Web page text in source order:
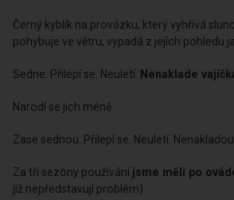
Černý kyblík na provázku, který vyhřívá
pohybuje ve větru, vypadá z jejích pohledu
Sedne. Přilepí se. Neuletí. Nenaklade
Narodí se jich méně.
Zase sednou. Přilepí se. Neuletí.
Za tři sezóny používání jsme měli po
již nepředstavují problém).